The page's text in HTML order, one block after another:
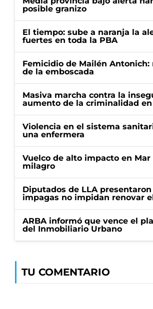
posible granizo
El tiempo: sube a naranja la
fuertes en toda la PBA
Femicidio de Mailén
de la emboscada
Masiva marcha contra la
aumento de la criminalidad
Violencia en el sistema
una enfermera
Vuelco de alto impacto en
milagro
Diputados de LLA
impagas no impidan renovar
ARBA informó que vence el
del Inmobiliario Urbano
TU COMENTARIO